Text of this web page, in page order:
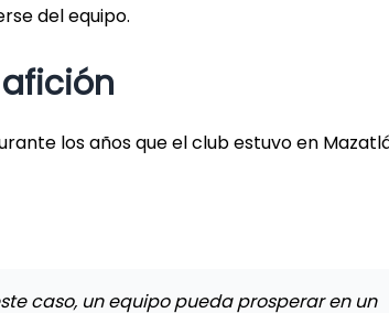
del equipo.
los años que el club estuvo en
caso, un equipo pueda prosperar en un